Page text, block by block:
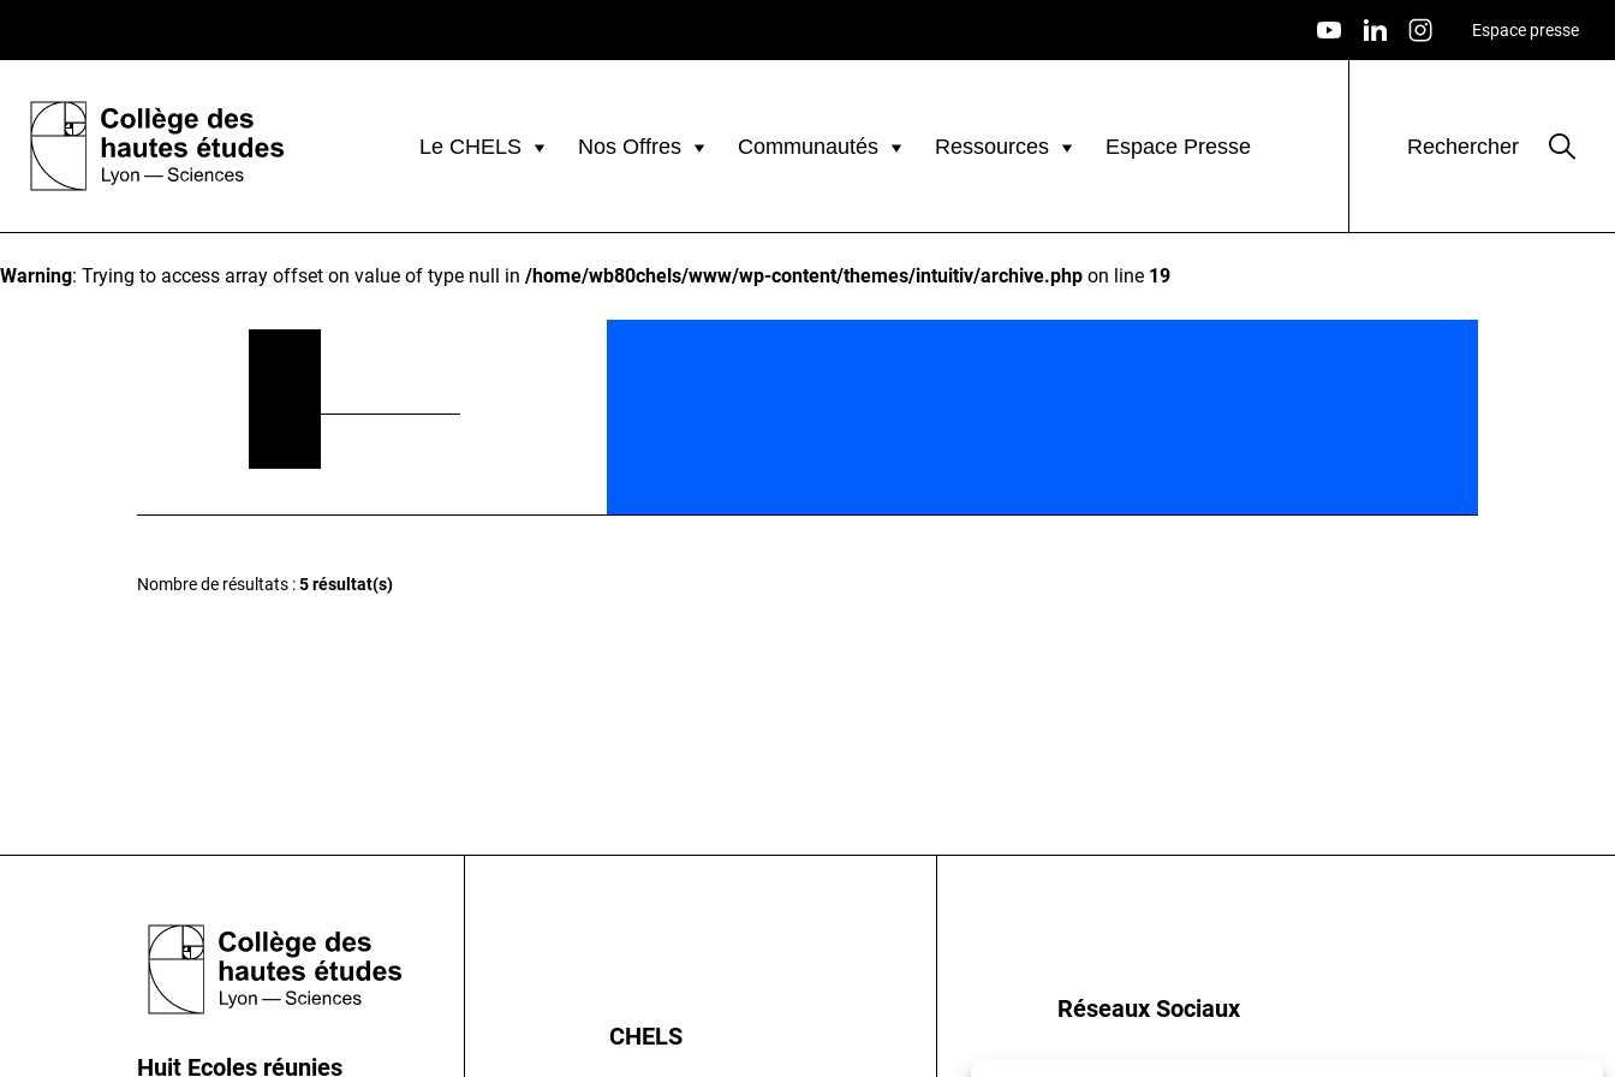
Espace presse
Le CHELS Nos Offres Communautés Ressources Espace Presse Rechercher
Warning: Trying to access array offset on value of type null in /home/wb80chels/www/wp-content/themes/intuitiv/archive.php on line 19
Nombre de résultats :5 résultat(s)
Huit Ecoles réunies
CHELS
Réseaux Sociaux